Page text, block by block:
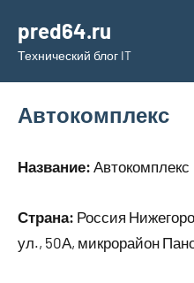
содержимому
pred64.ru
Технический блог IT
Автокомплекс
Название: Автокомплекс
Страна: Россия
ул., 50А, микрорайон